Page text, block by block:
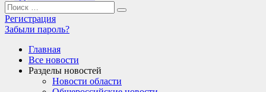
Search
for:
Search
Регистрация
Забыли пароль?
Главная
Все новости
Разделы новостей
Новости области